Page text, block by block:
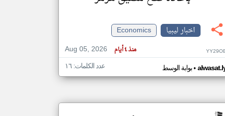
مصادر الأخبار من ليبيا
اخبار ليبيا على مدار الساعة
أهم اخبار ليبيا العاجلة والمباشرة
اخبار ليبيا
Economics
Aug 05, 2026
منذ ٤ أيام
بوابة الوسط• عدد الكلمات: ١٦
klyoum.com